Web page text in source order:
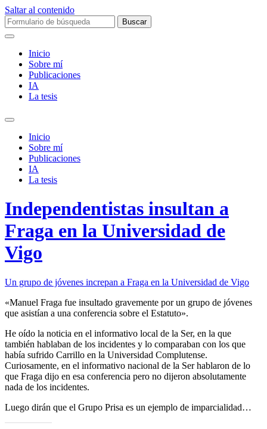
Saltar al contenido
Buscar:
Inicio
Sobre mí­
Publicaciones
IA
La tesis
Alternar
campo
búsqueda
Inicio
Sobre mí­
Publicaciones
IA
La tesis
Independentistas insultan a
Fraga en la Universidad de
Vigo
Un grupo de jóvenes increpan a Fraga en la Universidad de Vigo
«Manuel Fraga fue insultado gravemente por un grupo de jóvenes
que asistían a una conferencia sobre el Estatuto».
He oído la noticia en el informativo local de la Ser, en la que
también hablaban de los incidentes y lo comparaban con los que
había sufrido Carrillo en la Universidad Complutense.
Curiosamente, en el informativo nacional de la Ser hablaron de lo
que Fraga dijo en esa conferencia pero no dijeron absolutamente
nada de los incidentes.
Luego dirán que el Grupo Prisa es un ejemplo de imparcialidad…